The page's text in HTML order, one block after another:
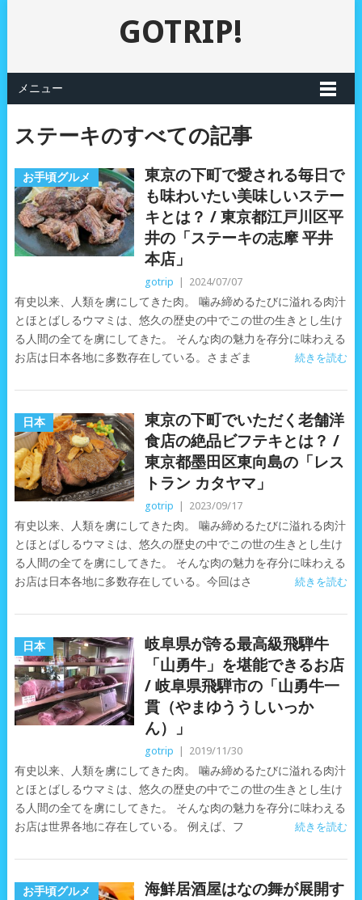
GOTRIP!
メニュー
ステーキのすべての記事
お手頃グルメ
東京の下町で愛される毎日で
も味わいたい美味しいステー
キとは？ / 東京都江戸川区平
井の「ステーキの志摩 平井
本店」
gotrip 2024/07/07
有史以来、人類を虜にしてきた肉。 噛み締めるたびに溢れる肉汁
とほとばしるウマミは、悠久の歴史の中でこの世の生きとし生け
る人間の全てを虜にしてきた。 そんな肉の魅力を存分に味わえる
お店は日本各地に多数存在している。さまざま
続きを読む
日本
東京の下町でいただく老舗洋
食店の絶品ビフテキとは？ /
東京都墨田区東向島の「レス
トラン カタヤマ」
gotrip 2023/09/17
有史以来、人類を虜にしてきた肉。 噛み締めるたびに溢れる肉汁
とほとばしるウマミは、悠久の歴史の中でこの世の生きとし生け
る人間の全てを虜にしてきた。 そんな肉の魅力を存分に味わえる
お店は日本各地に多数存在している。今回はさ
続きを読む
日本
岐阜県が誇る最高級飛騨牛
「山勇牛」を堪能できるお店
/ 岐阜県飛騨市の「山勇牛一
貫（やまゆううしいっか
ん）」
gotrip 2019/11/30
有史以来、人類を虜にしてきた肉。 噛み締めるたびに溢れる肉汁
とほとばしるウマミは、悠久の歴史の中でこの世の生きとし生け
る人間の全てを虜にしてきた。 そんな肉の魅力を存分に味わえる
お店は世界各地に存在している。 例えば、フ
続きを読む
お手頃グルメ
海鮮居酒屋はなの舞が展開す